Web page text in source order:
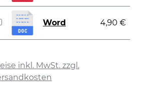
inkl. MwSt. zzgl.
Word 4,90 €